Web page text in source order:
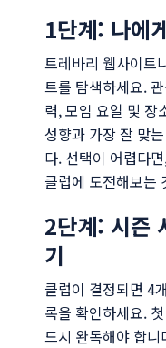
1단계: 나에
트레바리 웹사이트
트를 탐색하세요.
력, 모임 요일 및 장
성향과 가장 잘 맞
다. 선택이 어렵다
클럽에 도전해보는
2단계: 시즌
기
클럽이 결정되면 4
록을 확인하세요.
드시 완독해야 합